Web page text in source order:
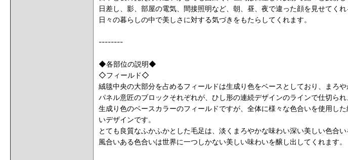
日差し、影、部屋の電気、間接照明など、朝、昼、夜で違った顔を見せてくれ
日々の暮らしの中で美しさに対する気づきをもたらしてくれます。
--------
◆各部位の説明◆
◇フィールド◇
絨毯中央の大部分を占めるフィールドは生成り色をベースとしており、まろや
パネル意匠のブロックそれぞれが、ひし形の連続デザインのラインで仕切ら
生成り色のベースカラーのフィールドですが、全体に様々な色合いを使用し
いデザインです。
とても良質なふかふかとした毛足は、淡くまろやかな味わい深い美しい色合い
風合いある色合いは世界に一つしかない美しい味わいを醸し出してくれます。